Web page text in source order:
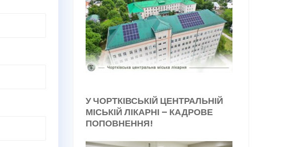
У ЧОРТКІВСЬКІЙ ЦЕНТРАЛЬНІЙ
МІСЬКІЙ ЛІКАРНІ – КАДРОВЕ
ПОПОВНЕННЯ!